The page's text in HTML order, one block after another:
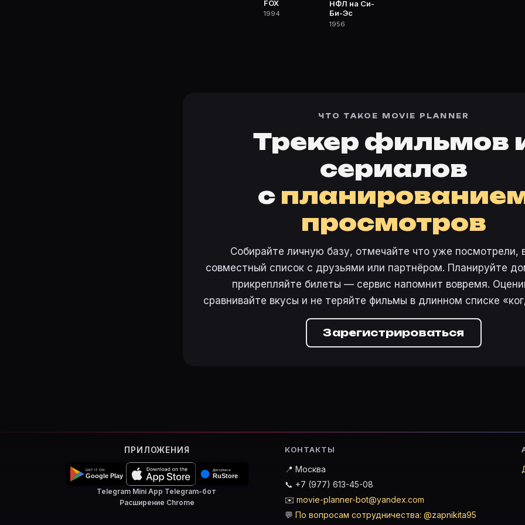
FOX
1994
НФЛ на Си-
Би-Эс
1956
ЧТО ТАКОЕ MOVIE PLANNER
Трекер фильмов
сериалов
с
просмотров
Собирайте личную базу, отмечайте что уже посмотрели,
совместный список с друзьями или партнёром. Планируйте
прикрепляйте билеты — сервис напомнит вовремя.
сравнивайте вкусы и не теряйте фильмы в длинном списке
Зарегистрироваться
ПРИЛОЖЕНИЯ
Telegram Mini App·Telegram-бот·
Расширение Chrome
КОНТАКТЫ
📍 Москва
📞 +7 (977) 613-45-08
✉️ movie-planner-bot@yandex.com
💬 По вопросам сотрудничества: @zapnikita95